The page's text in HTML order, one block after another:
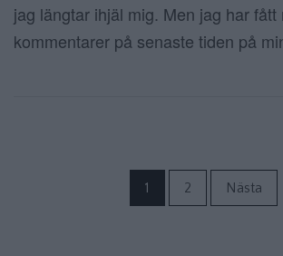
jag längtar ihjäl mig. Men jag har fått
kommentarer på senaste tiden på
1 2 Nästa